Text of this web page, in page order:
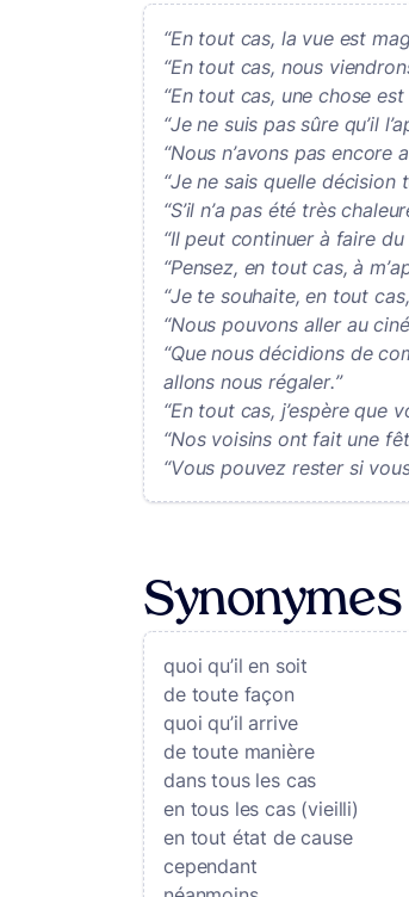
“En tout cas, la vue est
“En tout cas, nous
“En tout cas, une chose
“Je ne suis pas sûre qu’il
“Nous n’avons pas
“Je ne sais quelle décision
“S’il n’a pas été très
“Il peut continuer à faire
“Pensez, en tout cas, à
“Je te souhaite, en tout
“Nous pouvons aller au
“Que nous décidions de
allons nous régaler.”
“En tout cas, j’espère que
“Nos voisins ont fait une
“Vous pouvez rester si
quoi qu’il en soit
de toute façon
quoi qu’il arrive
de toute manière
dans tous les cas
en tous les cas (vieilli)
en tout état de cause
cependant